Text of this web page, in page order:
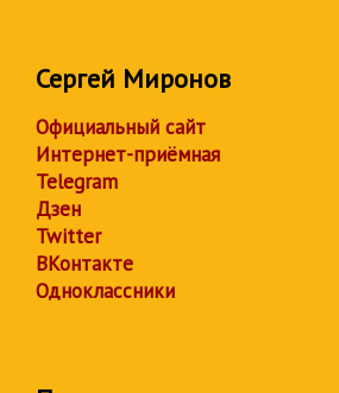
Сергей Миронов
Официальный сайт
Интернет-приёмная
Telegram
Дзен
Twitter
ВКонтакте
Одноклассники